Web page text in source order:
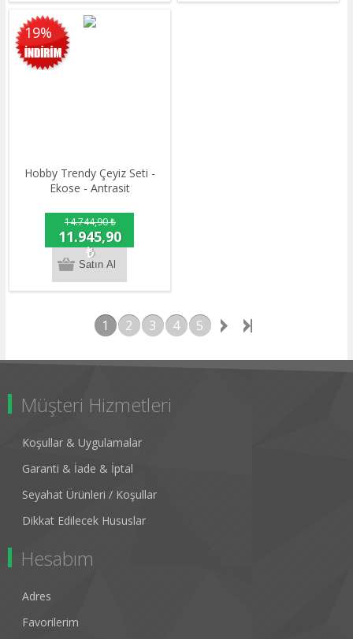
19%
Hobby Trendy Çeyiz Seti -
Ekose - Antrasit
14.744,90 ₺
11.945,90
₺
1 2 3 4 5
Müşteri Hizmetleri
Koşullar & Uygulamalar
Garanti & İade & İptal
Seyahat Ürünleri / Koşullar
Dikkat Edilecek Hususlar
Hesabım
Adres
Favorilerim